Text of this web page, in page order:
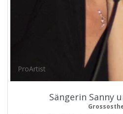
ProArtist
Sängerin Sanny